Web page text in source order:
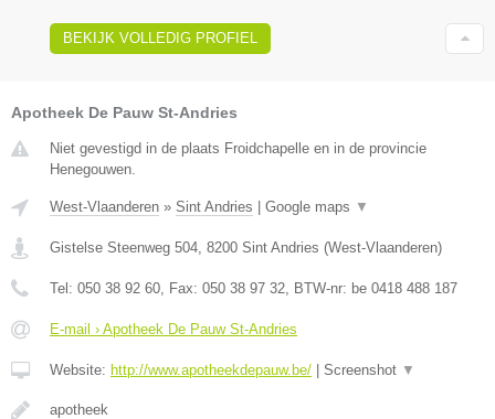
BEKIJK VOLLEDIG PROFIEL
Apotheek De Pauw St-Andries
Niet gevestigd in de plaats Froidchapelle en in de provincie
Henegouwen.
West-Vlaanderen » Sint Andries | Google maps ▼
Gistelse Steenweg 504 8200 Sint Andries (West-Vlaanderen)
Tel: 050 38 92 60 , Fax: 050 38 97 32 , BTW-nr: be 0418 488 187
E-mail › Apotheek De Pauw St-Andries
Website: http://www.apotheekdepauw.be/ | Screenshot ▼
apotheek